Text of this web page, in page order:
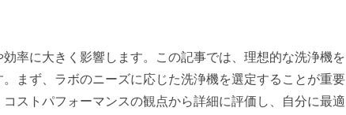
率に大きく影響します。この記事では、理想的な洗浄機を
まず、ラボのニーズに応じた洗浄機を選定することが重要
ストパフォーマンスの観点から詳細に評価し、自分に最適